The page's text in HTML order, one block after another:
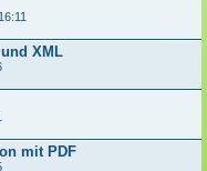
XML
mit PDF